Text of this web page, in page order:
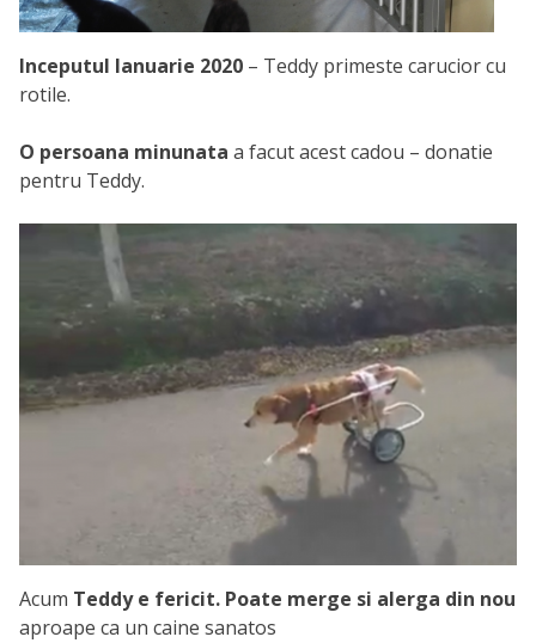
Inceputul Ianuarie 2020 – Teddy primeste carucior cu
rotile.
O persoana minunata a facut acest cadou – donatie
pentru Teddy.
Acum Teddy e fericit. Poate merge si alerga din nou
aproape ca un caine sanatos